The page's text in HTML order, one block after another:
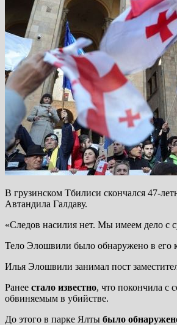
В грузинском Тбилиси скончался 47-
Автандила Галдаву.
«Следов насилия нет. Мы имеем дело с
Тело Элошвили было обнаружено в его
Илья Элошвили занимал пост
Ранее стало известно, что покончила с
обвиняемым в убийстве.
До этого в парке Ялты было